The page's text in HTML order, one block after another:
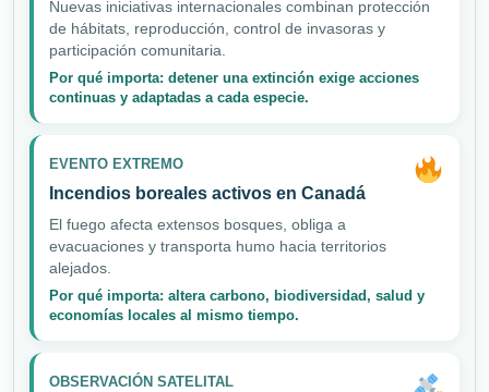
Nuevas iniciativas internacionales combinan protección
de hábitats, reproducción, control de invasoras y
participación comunitaria.
Por qué importa: detener una extinción exige acciones
continuas y adaptadas a cada especie.
EVENTO EXTREMO
Incendios boreales activos en Canadá
El fuego afecta extensos bosques, obliga a
evacuaciones y transporta humo hacia territorios
alejados.
Por qué importa: altera carbono, biodiversidad, salud y
economías locales al mismo tiempo.
OBSERVACIÓN SATELITAL